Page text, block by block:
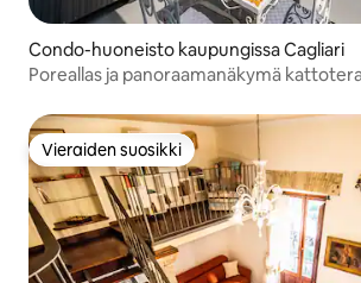
Condo-huoneisto kaupungissa Cagliari
Poreallas ja panoraamanäkymä
Vieraiden suosikki
Vieraiden suosikki